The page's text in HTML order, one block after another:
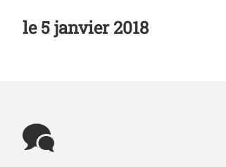
le5 janvier 2018